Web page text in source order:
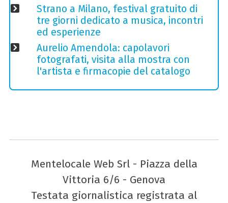
Strano a Milano, festival gratuito di
tre giorni dedicato a musica, incontri
ed esperienze
Aurelio Amendola: capolavori
fotografati, visita alla mostra con
l'artista e firmacopie del catalogo
Mentelocale Web Srl - Piazza della
Vittoria 6/6 - Genova
Testata giornalistica registrata al